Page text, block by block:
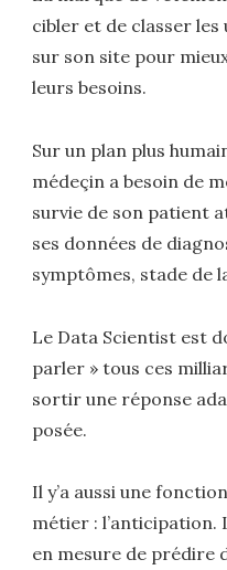
cibler et de classer
sur son site pour
leurs besoins.
Sur un plan plus
médeçin a besoin de
survie de son patient
ses données de
symptômes, stade de
Le Data Scientist est
parler » tous ces
sortir une réponse
posée.
Il y’a aussi une
métier :
en mesure de prédire